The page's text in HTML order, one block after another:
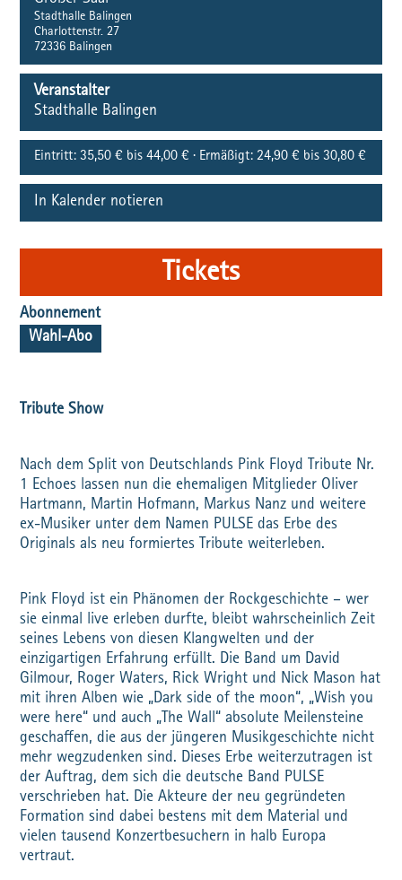
Stadthalle Balingen
Charlottenstr. 27
72336 Balingen
Veranstalter
Stadthalle Balingen
Eintritt: 35,50 € bis 44,00 € · Ermäßigt: 24,90 € bis 30,80 €
In Kalender notieren
Tickets
Abonnement
Wahl-Abo
Tribute Show
Nach dem Split von Deutschlands Pink Floyd Tribute Nr.
1 Echoes lassen nun die ehemaligen Mitglieder Oliver
Hartmann, Martin Hofmann, Markus Nanz und weitere
ex-Musiker unter dem Namen PULSE das Erbe des
Originals als neu formiertes Tribute weiterleben.
Pink Floyd ist ein Phänomen der Rockgeschichte – wer
sie einmal live erleben durfte, bleibt wahrscheinlich Zeit
seines Lebens von diesen Klangwelten und der
einzigartigen Erfahrung erfüllt. Die Band um David
Gilmour, Roger Waters, Rick Wright und Nick Mason hat
mit ihren Alben wie „Dark side of the moon“, „Wish you
were here“ und auch „The Wall“ absolute Meilensteine
geschaffen, die aus der jüngeren Musikgeschichte nicht
mehr wegzudenken sind. Dieses Erbe weiterzutragen ist
der Auftrag, dem sich die deutsche Band PULSE
verschrieben hat. Die Akteure der neu gegründeten
Formation sind dabei bestens mit dem Material und
vielen tausend Konzertbesuchern in halb Europa
vertraut.